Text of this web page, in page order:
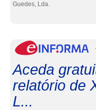
Guedes, Lda.
Aceda
relatório de
L...